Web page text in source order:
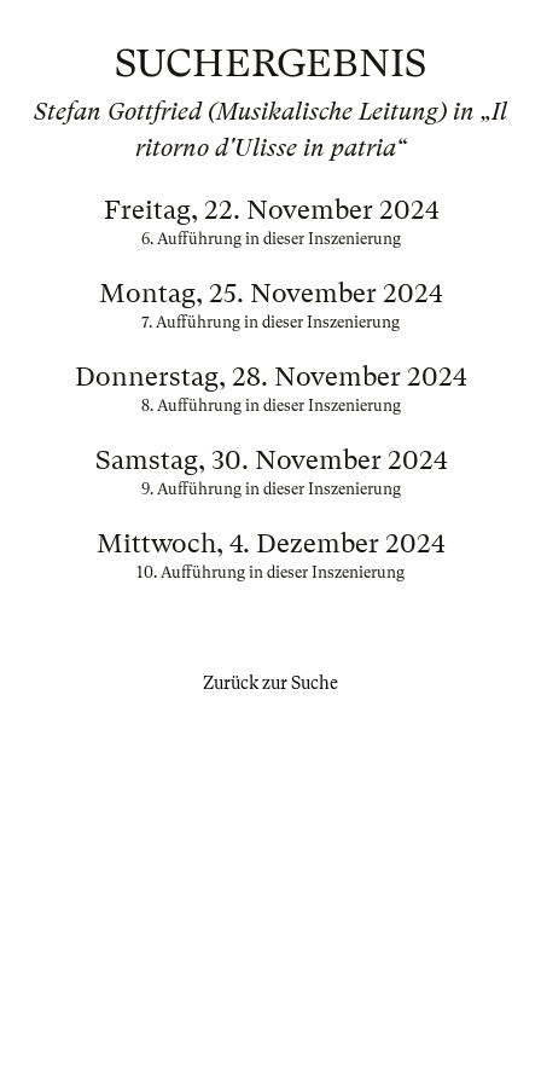
SUCHERGEBNIS
Stefan Gottfried (Musikalische Leitung) in „Il
ritorno d'Ulisse in patria“
Freitag, 22. November 2024
6. Aufführung in dieser Inszenierung
Montag, 25. November 2024
7. Aufführung in dieser Inszenierung
Donnerstag, 28. November 2024
8. Aufführung in dieser Inszenierung
Samstag, 30. November 2024
9. Aufführung in dieser Inszenierung
Mittwoch, 4. Dezember 2024
10. Aufführung in dieser Inszenierung
Zurück zur Suche